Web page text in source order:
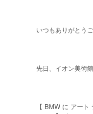
いつもありがとう
先日、イオン美術
【 BMW に アー